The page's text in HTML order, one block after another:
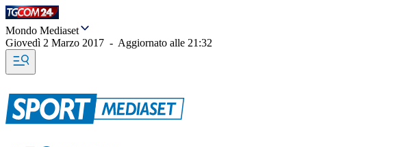
Mondo Mediaset
Giovedì 2 Marzo 2017 - Aggiornato alle 21:32